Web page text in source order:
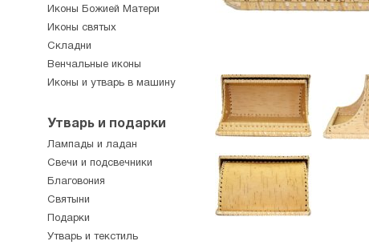
Иконы Божией Матери
Иконы святых
Складни
Венчальные иконы
Иконы и утварь в машину
Утварь и подарки
Лампады и ладан
Свечи и подсвечники
Благовония
Святыни
Подарки
Утварь и текстиль